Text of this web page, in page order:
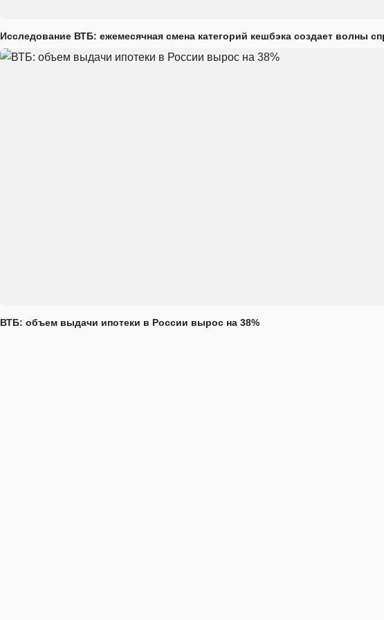
Исследование ВТБ: ежемесячная смена категорий кешбэка создает волны
ВТБ: объем выдачи ипотеки в России вырос на 38%